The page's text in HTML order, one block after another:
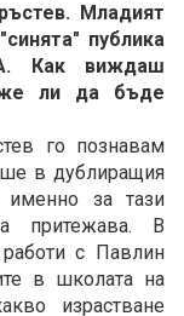
Младият
публика
Как виждаш
ли да бъде
го познавам
в дублиращия
за тази
притежава. В
с Павлин
в школата на
израстване